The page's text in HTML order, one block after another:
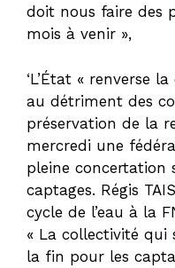
doit nous faire des
mois à venir »,
‘L’État « renverse
au détriment des
préservation de la
mercredi une
pleine concertation
captages. Régis
cycle de l’eau à la
« La collectivité qui
la fin pour les